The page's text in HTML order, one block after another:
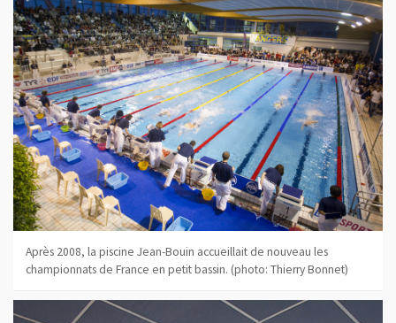
Après 2008, la piscine Jean-Bouin accueillait de nouveau les
championnats de France en petit bassin. (photo: Thierry Bonnet)